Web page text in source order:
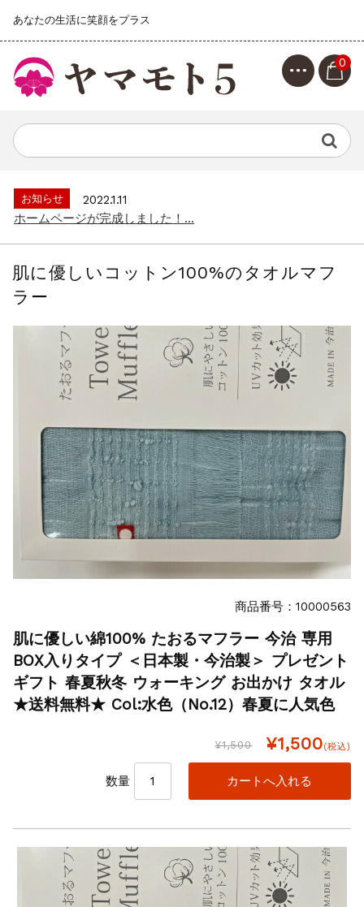
あなたの生活に笑顔をプラス
0
お知らせ
2022.1.11
ホームページが完成しました！...
肌に優しいコットン100%のタオルマフ
ラー
商品番号：10000563
肌に優しい綿100% たおるマフラー 今治 専用
BOX入りタイプ ＜日本製・今治製＞ プレゼント
ギフト 春夏秋冬 ウォーキング お出かけ タオル
★送料無料★ Col:水色（No.12）春夏に人気色
¥1,500 ¥1,500(税込)
数量